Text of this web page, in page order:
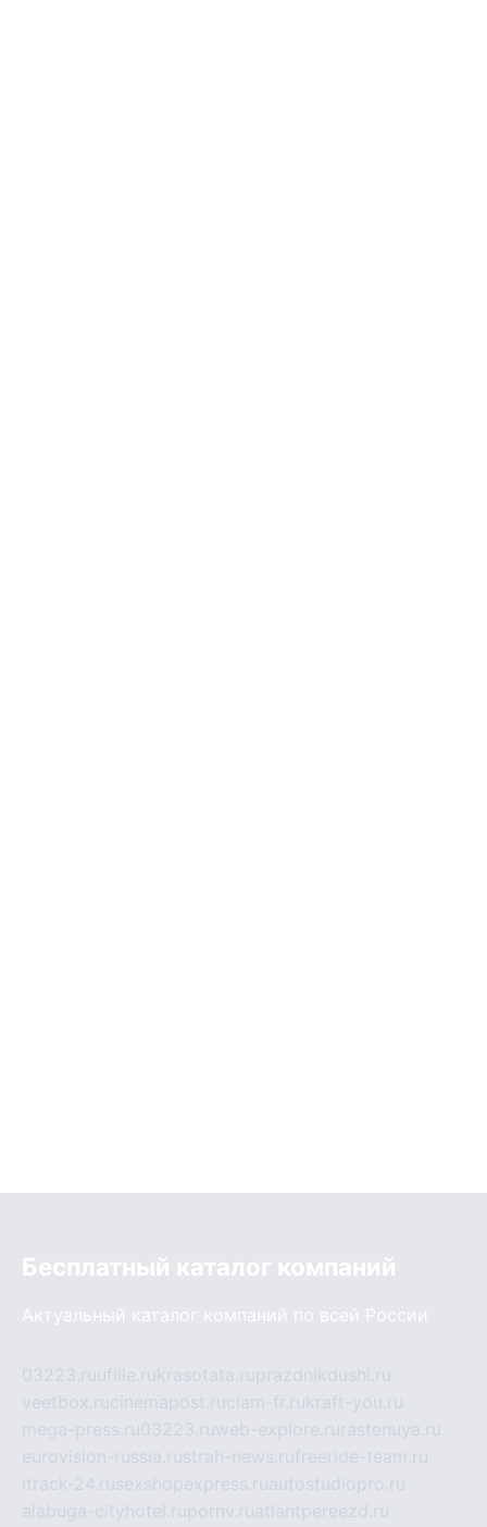
Бесплатный каталог компаний
Актуальный каталог компаний по всей России
03223.ruufille.rukrasotata.ruprazdnikdushi.ru
veetbox.rucinemapost.ruciam-fr.rukraft-you.ru
mega-press.ru03223.ruweb-explore.ru rastenuya.ru
eurovision-russia.rustrah-news.rufreeride-team.ru
itrack-24.rusexshopexpress.ruautostudiopro.ru
alabuga-cityhotel.rupornv.ruatlantpereezd.ru